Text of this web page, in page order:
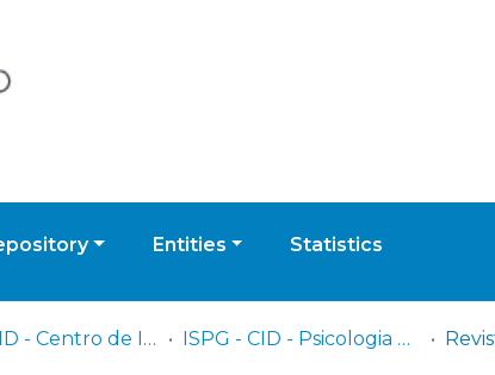
Entities Statistics
ISPG - CID - Centro de Investigação e Desenvolvimento ISPG - CID - Psicologia Educação e Cultura